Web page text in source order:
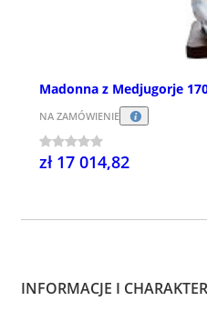
Madonna z Medjugorje
NA ZAMÓWIENIE
zł 17 014,82
INFORMACJE I